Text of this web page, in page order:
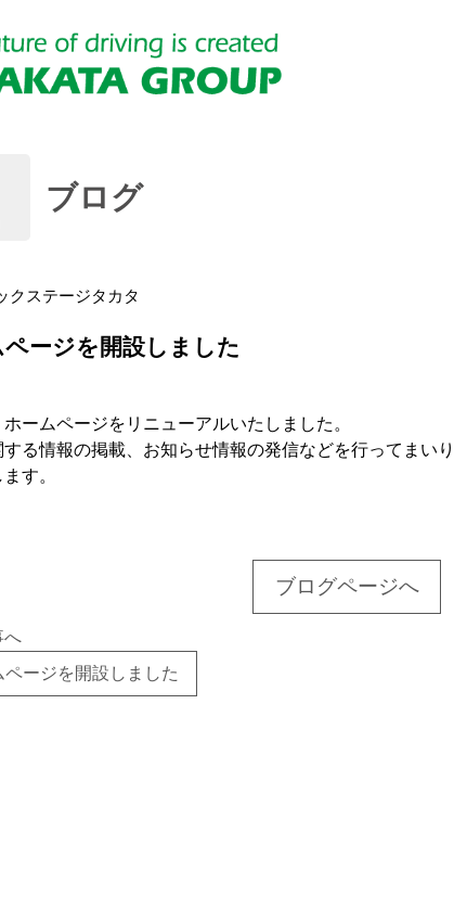
ブログ
クステージタカタ
ージを開設しました
ホームページをリニューアルいたしました。
する情報の掲載、お知らせ情報の発信などを行ってまい
す。
ブログページへ
へ
ページを開設しました